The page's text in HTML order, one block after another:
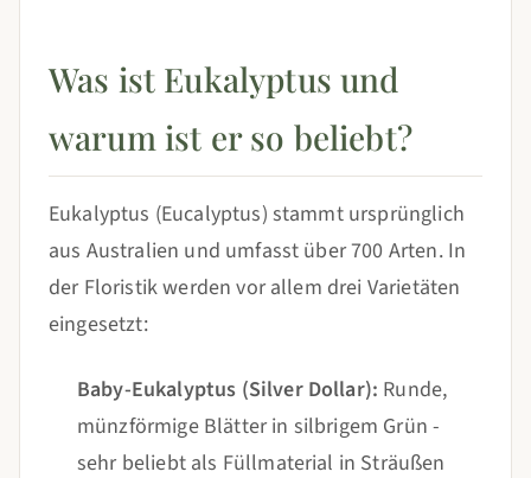
Was ist Eukalyptus und
warum ist er so beliebt?
Eukalyptus (Eucalyptus) stammt ursprünglich
aus Australien und umfasst über 700 Arten. In
der Floristik werden vor allem drei Varietäten
eingesetzt:
Baby-Eukalyptus (Silver Dollar): Runde,
münzförmige Blätter in silbrigem Grün -
sehr beliebt als Füllmaterial in Sträußen